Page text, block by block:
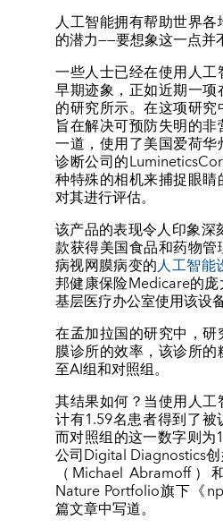
人工智能拥有帮助世界
的潜力——要想象这一点并
一些人士已经在使用人
早期迹象，正如近期一
的研究所示。在这项研
旨在解决可预防失明的
一道，使用了美国爱荷
诊断公司的
种特殊的相机来捕捉眼
对其进行评估。
该产品的表现令人印象
款获得美国食品和药物
病视网膜病变的人工智能
邦健康保险Medicare的
基层医疗办公室使用该设
在孟加拉国的研究中，
膜诊所的效率，该诊所
至AI组和对照组。
其结果如何？当使用人
计有1.59名患者得到了被
而对照组的这一数字则
公司Digital Diagnostics
（Michael Abramoff
Nature Portfolio旗下《
篇文章中写道。